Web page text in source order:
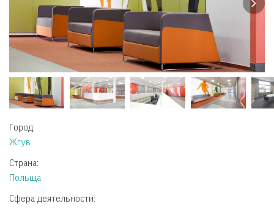
Город:
Жгув
Страна:
Польща
Сфера деятельности: